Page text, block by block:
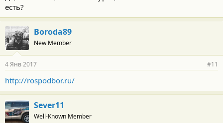
есть?
Boroda89
New Member
4 Янв 2017 #11
http://rospodbor.ru/
Sever11
Well-Known Member